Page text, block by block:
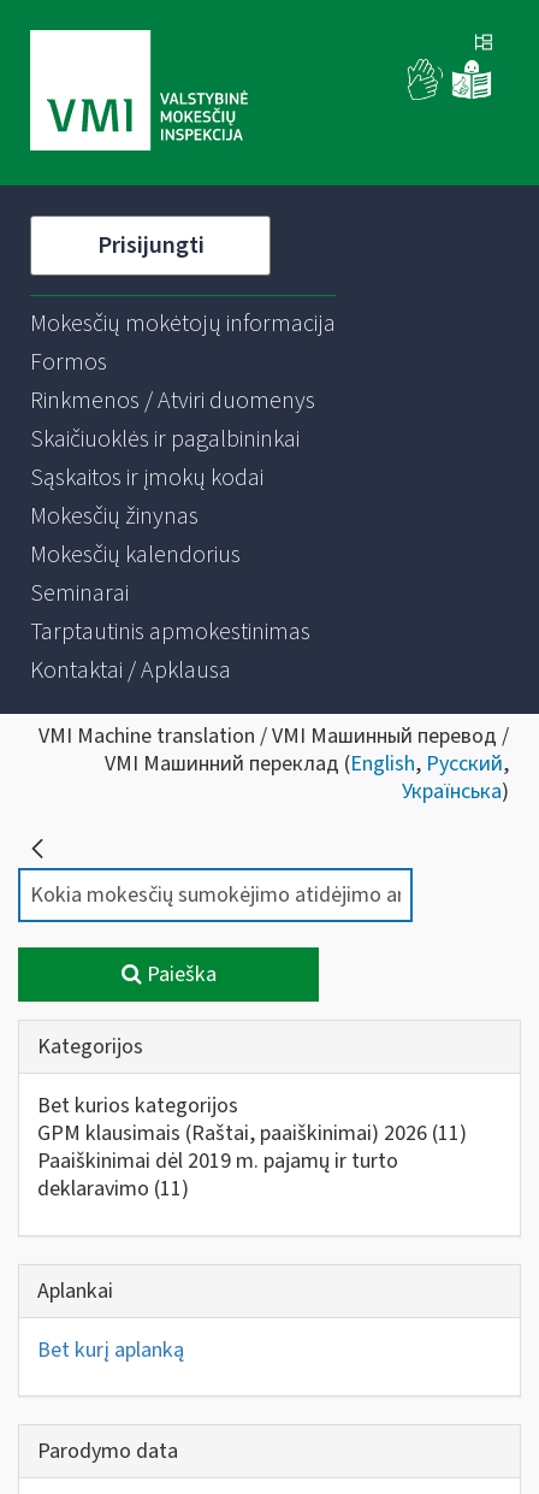
Prisijungti
Mokesčių mokėtojų informacija
Formos
Rinkmenos / Atviri duomenys
Skaičiuoklės ir pagalbininkai
Sąskaitos ir įmokų kodai
Mokesčių žinynas
Mokesčių kalendorius
Seminarai
Tarptautinis apmokestinimas
Kontaktai / Apklausa
VMI Machine translation / VMI Машинный перевод /
VMI Машинний переклад (English, Русский,
Українська)
Paieška
Kategorijos
Bet kurios kategorijos
GPM klausimais (Raštai, paaiškinimai) 2026 (11)
Paaiškinimai dėl 2019 m. pajamų ir turto
deklaravimo (11)
Aplankai
Bet kurį aplanką
Parodymo data